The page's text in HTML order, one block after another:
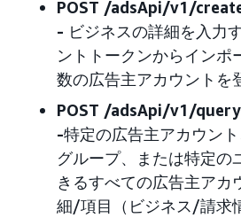
POST /adsApi/v1/
- ビジネスの詳細を入力
ントトークンからインポ
数の広告主アカウントを
POST /adsApi/v1/
-特定の広告主アカウン
グループ、または特定の
きるすべての広告主アカ
細/項目（ビジネス/請求